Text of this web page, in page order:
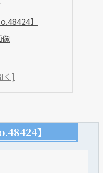
】
像
】